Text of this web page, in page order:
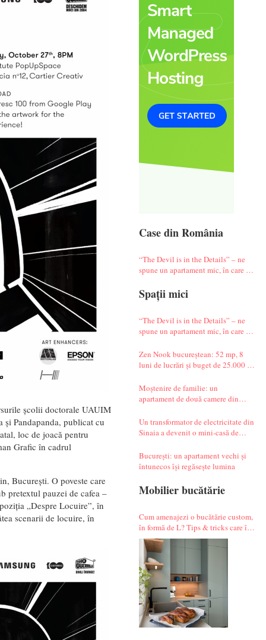
Case din România
“The Devil is in the Details” – ne
spune un apartament mic, în care te
Spații mici
“The Devil is in the Details” – ne
spune un apartament mic, în care te
Zen Nook bucureștean: 52 mp, 8
luni de lucrări și buget de 25.000 de
Moștenire de familie: un
apartament de două camere din
Un transformator de electricitate din
Sinaia a devenit o mini-casă de
București: un apartament vechi și
întunecos își regăsește lumina
Mobilier bucătărie
Cum amenajezi o bucătărie custom,
în formă de L? Tips & tricks care îți
fac alegerile mai simple.
școlii doctorale UAUIM
Pandapanda, publicat cu
loc de joacă pentru
Grafic în cadrul
București. O poveste care
pretextul pauzei de cafea –
„Despre Locuire”, în
scenarii de locuire, în